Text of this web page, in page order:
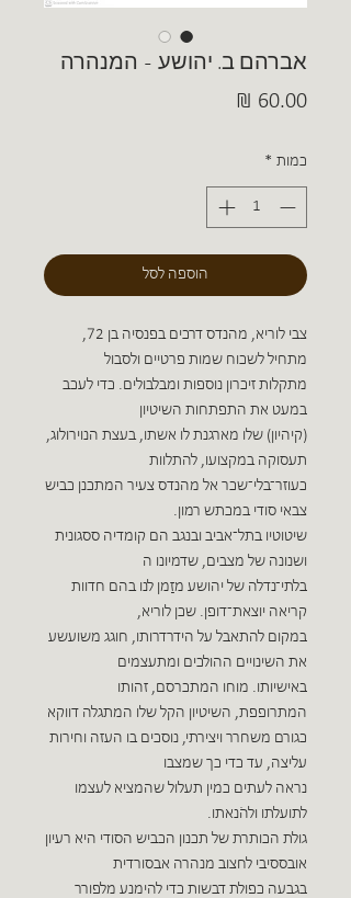
אברהם ב. יהושע - המנהרה
כמות *
הוספה לסל
צבי לוריא, מהנדס דרכים בפנסיה בן 72,
מתחיל לשכוח שמות פרטיים ולסבול
מתקלות זיכרון נוספות ומבלבולים. כדי לעכב
במעט את התפתחות השיטיון
(קיהיון) שלו מארגנת לו אשתו, בעצת הנוירולוג,
תעסוקה במקצועו, להתלוות
כעוזר־בלי־שכר אל מהנדס צעיר המתכנן כביש
צבאי סודי במכתש רמון.
שיטוטיו בתל־אביב ובנגב הם קומדיה ססגונית
ושנונה של מצבים, שדמיונו ה
בלתי־נדלה של יהושע מזַמן לנו בהם חדוות
קריאה יוצאת־דופן. שכן לוריא,
במקום להתאבל על הידרדרותו, חוגג משועשע
את השינויים ההולכים ומתעצמים
באישיותו. מוחו המתכרסם, זהותו
המתרופפת, השיטיון הקל שלו המתגלה דווקא
כגורם משחרר ויצירתי, נוסכים בו העזה וחירות
עליצה, עד כדי כך שמצבו
נראה לעתים כמין תעלול שהמציא לעצמו
לתועלתו ולהֹנאתו.
גולת הכותרת של תכנון הכביש הסודי היא רעיון
אובססיבי לחצוב מנהרה אבסורדית
בגבעה כפולת דבשות כדי להימנע מלפורר